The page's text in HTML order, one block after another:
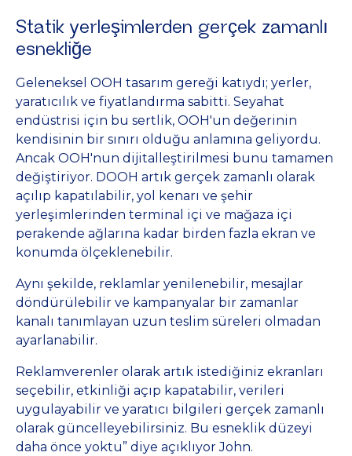
Statik yerleşimlerden gerçek zamanlı
esnekliğe
Geleneksel OOH tasarım gereği katıydı; yerler,
yaratıcılık ve fiyatlandırma sabitti. Seyahat
endüstrisi için bu sertlik, OOH'un değerinin
kendisinin bir sınırı olduğu anlamına geliyordu.
Ancak OOH'nun dijitalleştirilmesi bunu tamamen
değiştiriyor. DOOH artık gerçek zamanlı olarak
açılıp kapatılabilir, yol kenarı ve şehir
yerleşimlerinden terminal içi ve mağaza içi
perakende ağlarına kadar birden fazla ekran ve
konumda ölçeklenebilir.
Aynı şekilde, reklamlar yenilenebilir, mesajlar
döndürülebilir ve kampanyalar bir zamanlar
kanalı tanımlayan uzun teslim süreleri olmadan
ayarlanabilir.
Reklamverenler olarak artık istediğiniz ekranları
seçebilir, etkinliği açıp kapatabilir, verileri
uygulayabilir ve yaratıcı bilgileri gerçek zamanlı
olarak güncelleyebilirsiniz. Bu esneklik düzeyi
daha önce yoktu” diye açıklıyor John.